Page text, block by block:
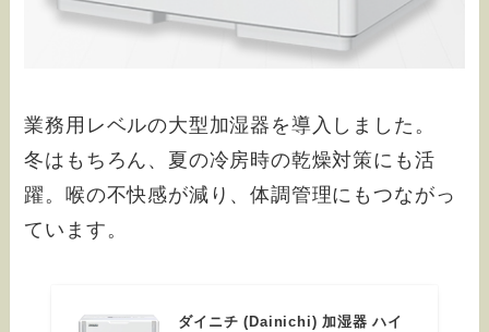
業務用レベルの大型加湿器を導入しました。
冬はもちろん、夏の冷房時の乾燥対策にも活
躍。喉の不快感が減り、体調管理にもつながっ
ています。
ダイニチ (Dainichi) 加湿器 ハイ